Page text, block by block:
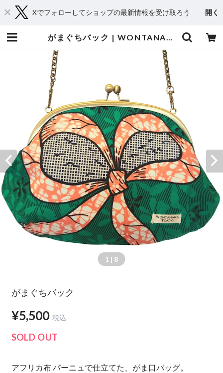
Xでフォローしてショップの最新情報を受け取ろう 開く
がまぐちバック | WONTANARA TOKYO
1 | 8
がまぐちバック
¥5,500 税込
SOLD OUT
アフリカ布 パーニュで仕立てた、がま口バッグ。